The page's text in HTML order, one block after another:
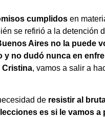
cumplidos en
se refirió a la detención
Aires no la puede
y no dudó nunca en
Cristina, vamos a salir a
de resistir al
es si le vamos